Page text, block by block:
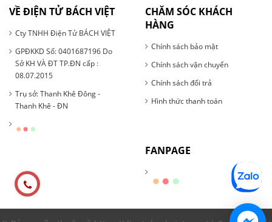
VỀ ĐIỆN TỬ BÁCH VIỆT
Cty TNHH Điện Tử BÁCH VIỆT
GPĐKKD Số: 0401687196 Do
Sở KH VÀ ĐT TP.ĐN cấp :
08.07.2015
Trụ sở: Thanh Khê Đông -
Thanh Khê - ĐN
CHĂM SÓC KHÁCH
HÀNG
Chính sách bảo mật
Chính sách vận chuyển
Chính sách đổi trả
Hình thức thanh toán
FANPAGE